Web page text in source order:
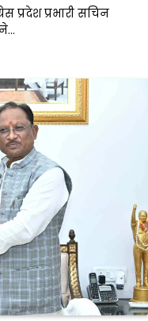
प्रदेश प्रभारी सचिन